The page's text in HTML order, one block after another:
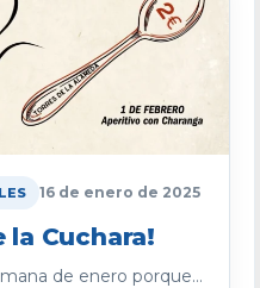
16 de enero de 2025
la Cuchara!
de enero porque…